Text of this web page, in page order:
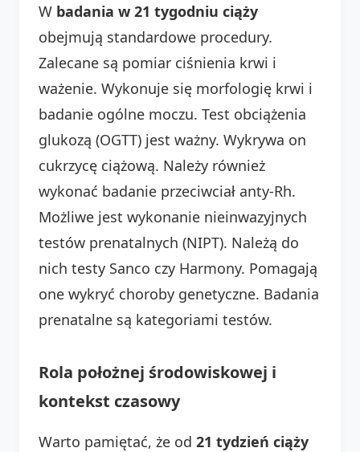
W badania w 21 tygodniu ciąży
obejmują standardowe procedury.
Zalecane są pomiar ciśnienia krwi i
ważenie. Wykonuje się morfologię krwi i
badanie ogólne moczu. Test obciążenia
glukozą (OGTT) jest ważny. Wykrywa on
cukrzycę ciążową. Należy również
wykonać badanie przeciwciał anty-Rh.
Możliwe jest wykonanie nieinwazyjnych
testów prenatalnych (NIPT). Należą do
nich testy Sanco czy Harmony. Pomagają
one wykryć choroby genetyczne. Badania
prenatalne są kategoriami testów.
Rola położnej środowiskowej i
kontekst czasowy
Warto pamiętać, że od 21 tydzień ciąży